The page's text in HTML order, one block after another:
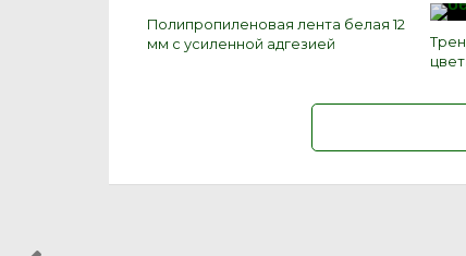
Полипропиленовая лента белая 12
мм с усиленной адгезией